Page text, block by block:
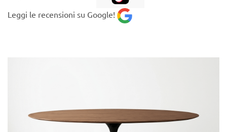
Leggi le recensioni su Google!